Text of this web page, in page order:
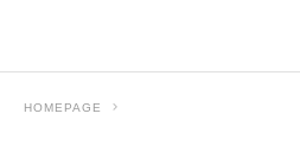
HOMEPAGE